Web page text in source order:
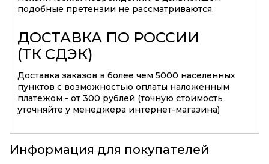
подобные претензии не рассматриваются.
ДОСТАВКА ПО РОССИИ
(ТК СДЭК)
Доставка заказов в более чем 5000 населенных
пунктов с возможностью оплаты наложенным
платежом - от 300 рублей (точную стоимость
уточняйте у менеджера интернет-магазина)
Информация для покупателей